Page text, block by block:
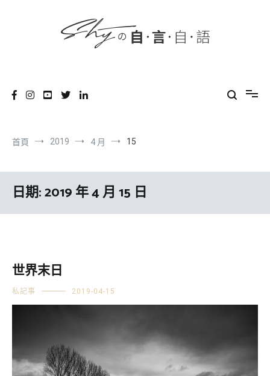
首頁 2019 4 月 15
日期:2019 年 4 月 15 日
世界末日
私記事 2019-04-15